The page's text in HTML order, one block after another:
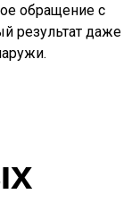
обращение с
результат даже